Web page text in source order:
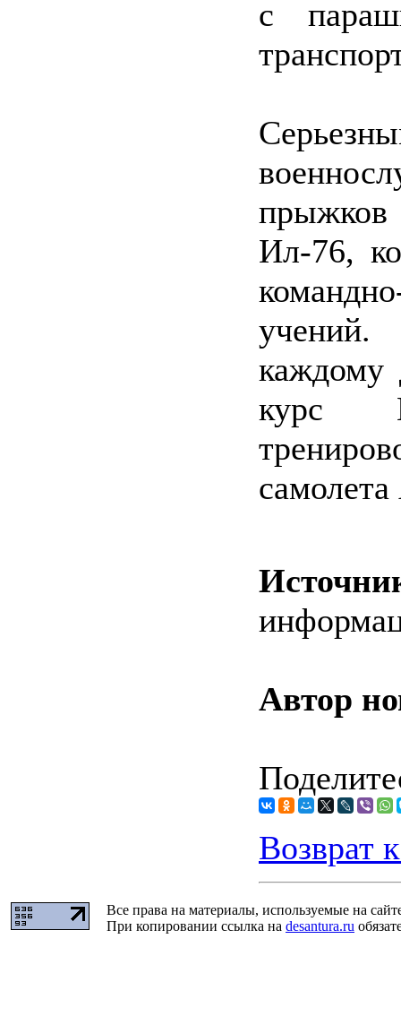
с
Ил-76,
каждому
курс
Автор
Возврат
Все права на материалы, используемые на
При копировании ссылка на desantura.ru